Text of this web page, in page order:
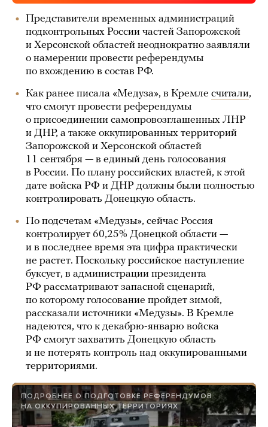
Представители временных администраций
подконтрольных России частей Запорожской
и Херсонской областей неоднократно заявляли
о намерении провести референдумы
по вхождению в состав РФ.
Как ранее писала «Медуза», в Кремле считали,
что смогут провести референдумы
о присоединении самопровозглашенных ЛНР
и ДНР, а также оккупированных территорий
Запорожской и Херсонской областей
11 сентября — в единый день голосования
в России. По плану российских властей, к этой
дате войска РФ и ДНР должны были полностью
контролировать Донецкую область.
По подсчетам «Медузы», сейчас Россия
контролирует 60,25% Донецкой области —
и в последнее время эта цифра практически
не растет. Поскольку российское наступление
буксует, в администрации президента
РФ рассматривают запасной сценарий,
по которому голосование пройдет зимой,
рассказали источники «Медузы». В Кремле
надеются, что к декабрю-январю войска
РФ смогут захватить Донецкую область
и не потерять контроль над оккупированными
территориями.
ПОДРОБНЕЕ О ПОДГОТОВКЕ РЕФЕРЕНДУМОВ
НА ОККУПИРОВАННЫХ ТЕРРИТОРИЯХ